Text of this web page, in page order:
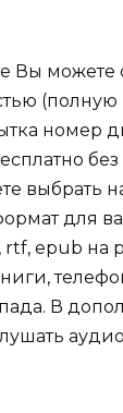
Вы можете
номер
выбрать
для
rtf, epub на
В